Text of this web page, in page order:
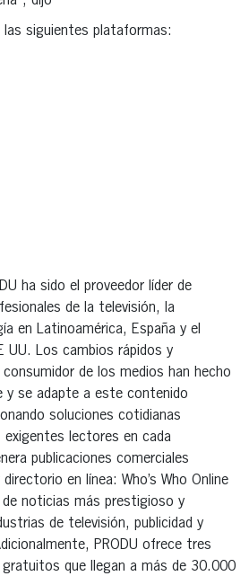
las siguientes plataformas:
ha sido el proveedor líder de
de la televisión, la
en Latinoamérica, España y el
UU. Los cambios rápidos y
de los medios han hecho
y se adapte a este contenido
soluciones cotidianas
exigentes lectores en cada
publicaciones comerciales
en línea: Who’s Who Online
noticias más prestigioso y
de televisión, publicidad y
PRODU ofrece tres
que llegan a más de 30.000